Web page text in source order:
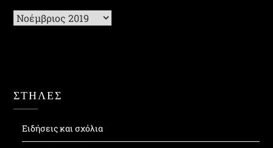
Ιστορικό
ΣΤΗΛΕΣ
Ειδήσεις και σχόλια